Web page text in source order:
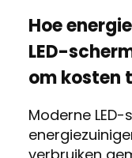
Hoe
LED-
om kosten
Moderne